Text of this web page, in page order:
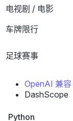
电视剧 / 电影
车牌限行
足球赛事
OpenAI 兼容
DashScope
Python